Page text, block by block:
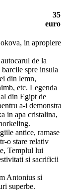
35
euro
in apropiere
de la
spre insula
din lemn,
etc. Legenda
din Egipt de
a-i demonstra
in apa cristalina,
antice, ramase
o stare relativ
Templul lui
si sacrificii
Antonius si
superbe.